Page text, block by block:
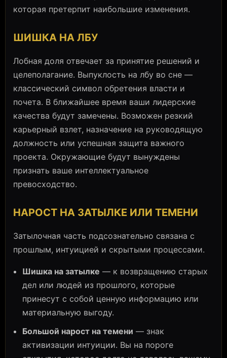
которая претерпит наибольшие изменения.
ШИШКА НА ЛБУ
Лобная доля отвечает за принятие решений и
целеполагание. Выпуклость на лбу во сне —
классический символ обретения власти и
почета. В ближайшее время ваши лидерские
качества будут замечены. Возможен резкий
карьерный взлет, назначение на руководящую
должность или успешная защита важного
проекта. Окружающие будут вынуждены
признать ваше интеллектуальное
превосходство.
НАРОСТ НА ЗАТЫЛКЕ ИЛИ ТЕМЕНИ
Затылочная часть подсознательно связана с
прошлым, интуицией и скрытыми процессами.
Шишка на затылке — к возвращению старых
дел или людей из прошлого, которые
принесут с собой ценную информацию или
материальную выгоду.
Большой нарост на темени — знак
активизации интуиции. Вы на пороге